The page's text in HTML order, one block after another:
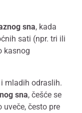
sna, kada
sati (npr. tri ili
kasnog
mladih odraslih.
sna, češće se
često pre